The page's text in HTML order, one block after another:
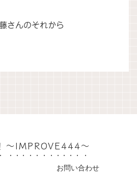
さんのそれから
～IMPROVE444～
お問い合わせ